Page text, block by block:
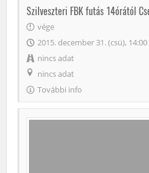
Szilveszteri FBK futás 14órától
vége
2015. december 31. (csü), 14:00
nincs adat
nincs adat
További info